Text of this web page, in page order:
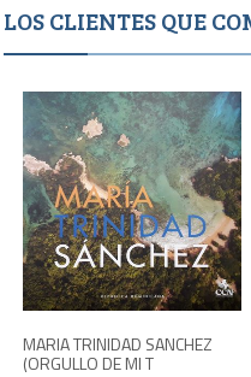
LOS CLIENTES QUE
MARIA TRINIDAD SANCHEZ
(ORGULLO DE MI T